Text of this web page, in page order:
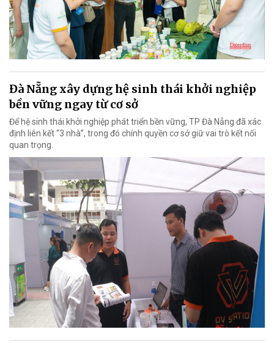
Đà Nẵng xây dựng hệ sinh thái khởi nghiệp
bền vững ngay từ cơ sở
Để hệ sinh thái khởi nghiệp phát triển bền vững, TP Đà Nẵng đã xác
định liên kết “3 nhà”, trong đó chính quyền cơ sở giữ vai trò kết nối
quan trọng.